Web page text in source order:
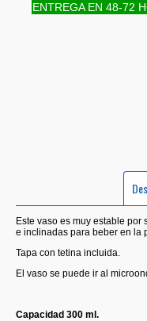
ENTREGA EN 48-72
Este vaso es muy estable
e inclinadas para beber en la
Tapa con tetina incluida.
El vaso se puede ir al
Capacidad 300 ml.